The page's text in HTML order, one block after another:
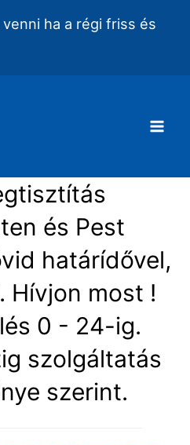
ha a régi friss és
és Pest
határídővel,
Hívjon most !
0 - 24-ig.
szolgáltatás
szerint.